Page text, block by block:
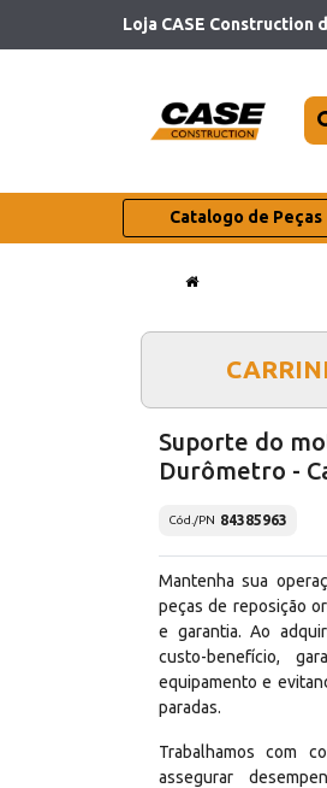
Loja CASE Construction
Catalogo de Peças
Suporte do
Durômetro -
Cód./PN 84385963
Mantenha sua
peças de reposição
e garantia. Ao
custo-benefício,
equipamento e
paradas.
Trabalhamos com
assegurar